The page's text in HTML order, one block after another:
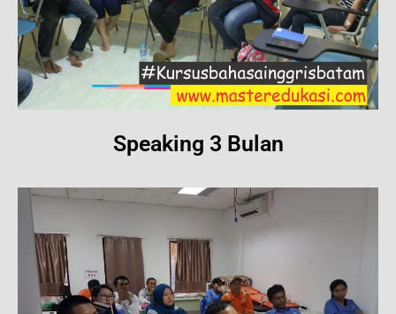
Speaking 3 Bulan